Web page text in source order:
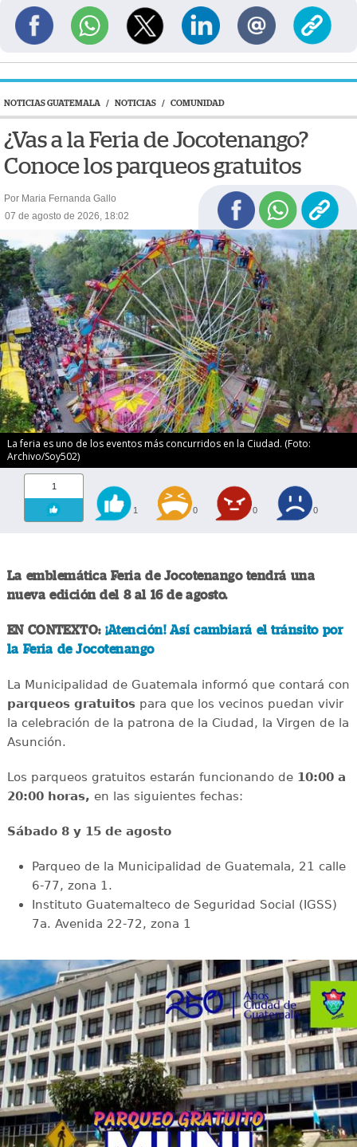
NOTICIAS GUATEMALA / NOTICIAS / COMUNIDAD
¿Vas a la Feria de Jocotenango?
Conoce los parqueos gratuitos
Por Maria Fernanda Gallo
07 de agosto de 2026, 18:02
La feria es uno de los eventos más concurridos en la Ciudad. (Foto:
Archivo/Soy502)
1
1 0 0 0
La emblemática Feria de Jocotenango tendrá una
nueva edición del 8 al 16 de agosto.
EN CONTEXTO:¡Atención! Así cambiará el tránsito por
la Feria de Jocotenango
La Municipalidad de Guatemala informó que contará con
parqueos gratuitospara que los vecinos puedan vivir
la celebración de la patrona de la Ciudad, la Virgen de la
Asunción.
Los parqueos gratuitos estarán funcionando de 10:00 a
20:00 horas, en las siguientes fechas:
Sábado 8 y 15 de agosto
Parqueo de la Municipalidad de Guatemala, 21 calle
6-77, zona 1.
Instituto Guatemalteco de Seguridad Social (IGSS)
7a. Avenida 22-72, zona 1